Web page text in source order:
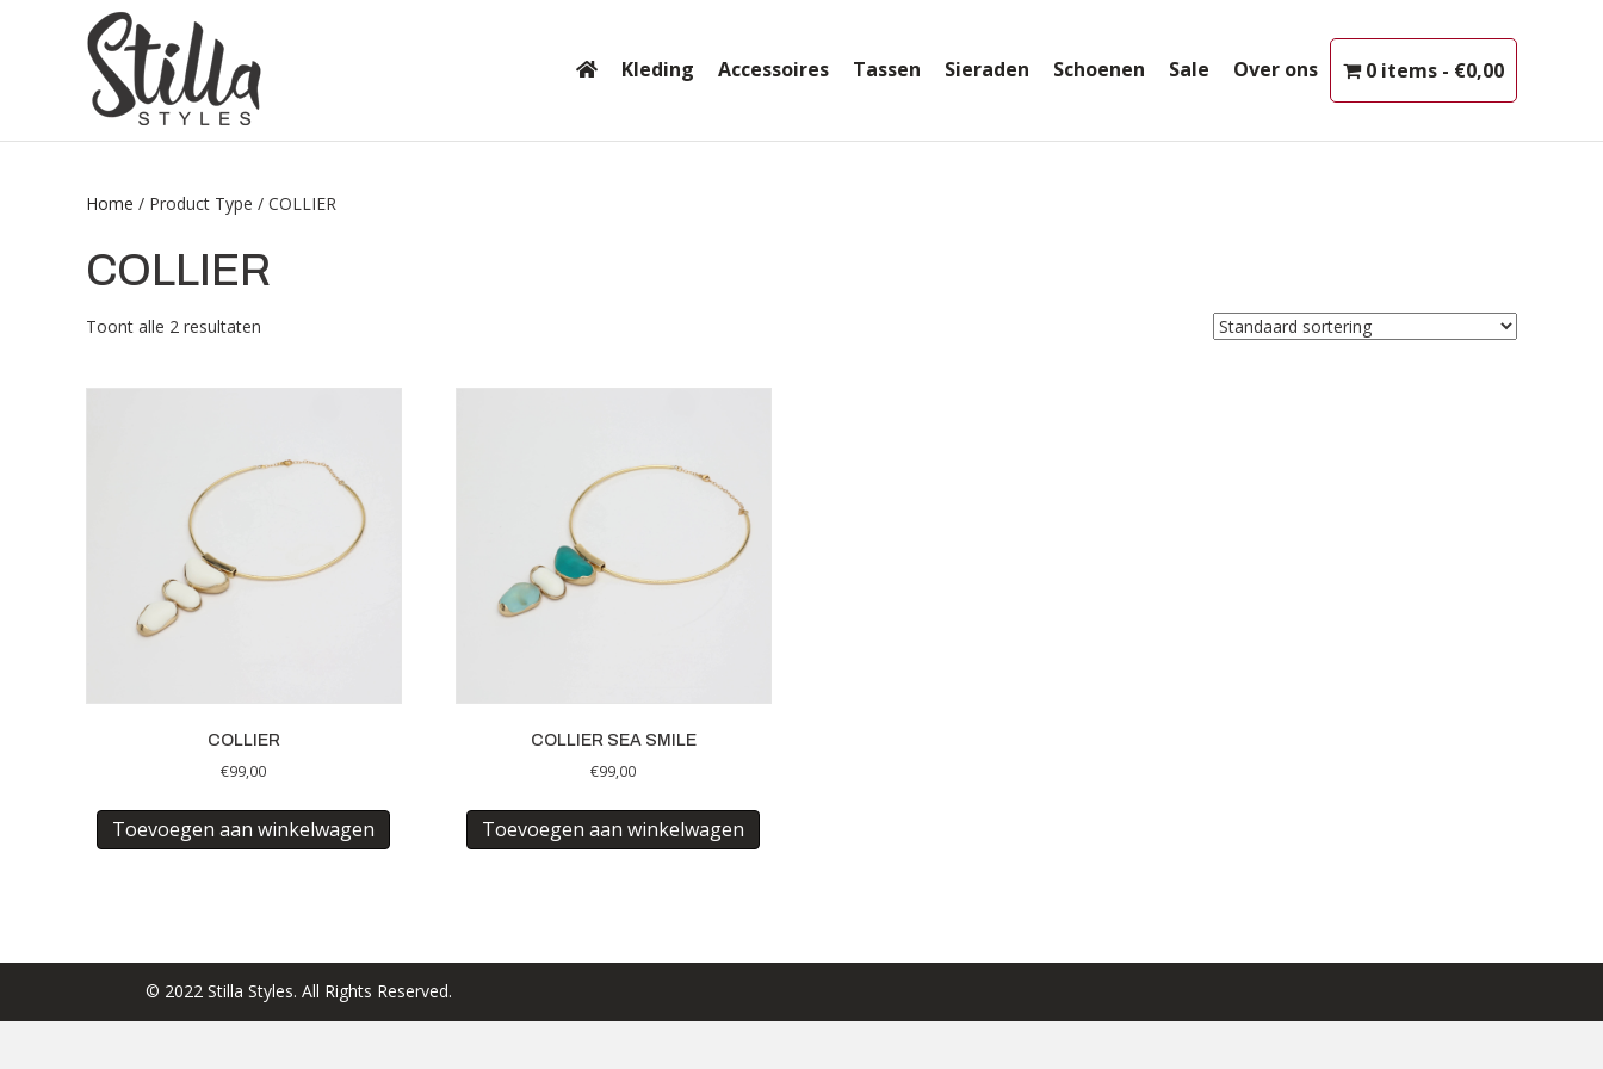
Kleding Accessoires Tassen Sieraden Schoenen Sale Over ons 0 items €0,00
Home / Product Type / COLLIER
COLLIER
Toont alle 2 resultaten
COLLIER
€99,00
Toevoegen aan winkelwagen
COLLIER SEA SMILE
€99,00
Toevoegen aan winkelwagen
© 2022 Stilla Styles. All Rights Reserved.